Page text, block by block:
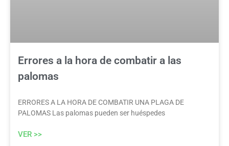
Errores a la hora de combatir a las
palomas
ERRORES A LA HORA DE COMBATIR UNA PLAGA DE
PALOMAS Las palomas pueden ser huéspedes
VER >>